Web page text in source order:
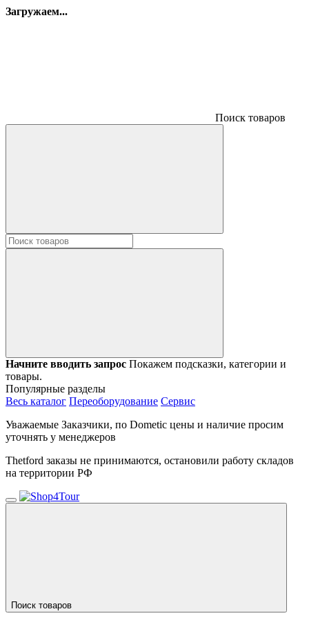
Загружаем...
Поиск товаров
Начните вводить запрос Покажем подсказки, категории и
товары.
Популярные разделы
Весь каталог Переоборудование Сервис
Уважаемые Заказчики, по Dometic цены и наличие просим
уточнять у менеджеров
Thetford заказы не принимаются, остановили работу складов
на территории РФ
Поиск товаров